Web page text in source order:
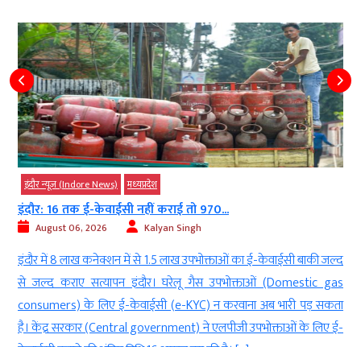
इंदौर न्यूज़ (Indore News) मध्‍यप्रदेश
इंदौर: 16 तक ई-केवाईसी नहीं कराई तो 970...
August 06, 2026 Kalyan Singh
इंदौर में 8 लाख कनेक्शन में से 1.5 लाख उपभोक्ताओं का ई-केवाईसी बाकी जल्द
से जल्द कराए सत्यापन इंदौर। घरेलू गैस उपभोक्ताओं (Domestic gas
consumers) के लिए ई-केवाईसी (e-KYC) न करवाना अब भारी पड़ सकता
है। केंद्र सरकार (Central government) ने एलपीजी उपभोक्ताओं के लिए ई-